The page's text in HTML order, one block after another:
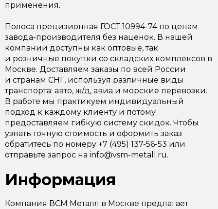
применения.
Полоса прецизионная ГОСТ 10994-74 по ценам
завода-производителя без наценок. В нашей
компании доступны как оптовые, так
и розничные покупки со складских комплексов в
Москве. Доставляем заказы по всей России
и странам СНГ, используя различные виды
транспорта: авто, ж/д, авиа и морские перевозки.
В работе мы практикуем индивидуальный
подход к каждому клиенту и потому
предоставляем гибкую систему скидок. Чтобы
узнать точную стоимость и оформить заказ
обратитесь по номеру +7 (495) 137-56-53 или
отправьте запрос на info@vsm-metall.ru.
Информация
Компания ВСМ Металл в Москве предлагает